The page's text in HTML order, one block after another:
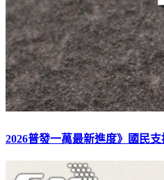
2026普發一萬最新進度》國民